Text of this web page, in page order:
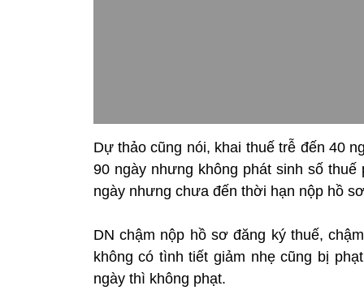
Dự thảo cũng nói, khai thuế trễ đến 40
90 ngày nhưng không phát sinh số
ngày nhưng chưa đến thời hạn nộp hồ
DN chậm nộp hồ sơ đăng ký thuế,
không có tình tiết giảm nhẹ cũng bị
ngày thì không phạt.